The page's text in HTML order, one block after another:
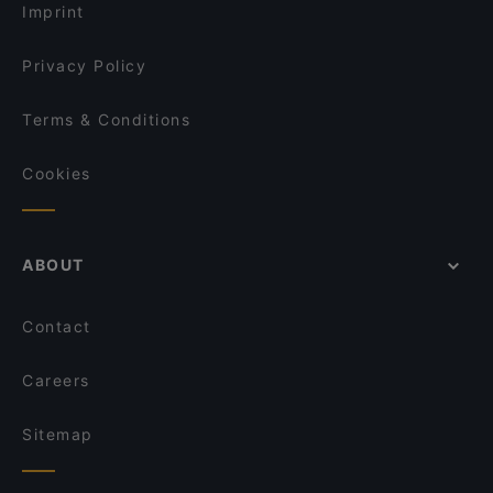
Imprint
Privacy Policy
Terms & Conditions
Cookies
ABOUT
Contact
Careers
Sitemap